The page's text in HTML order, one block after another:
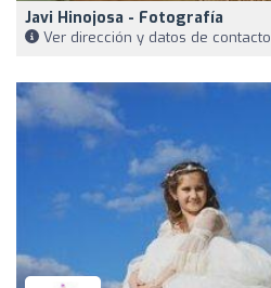
Javi Hinojosa - Fotografía
Ver dirección y datos de contacto